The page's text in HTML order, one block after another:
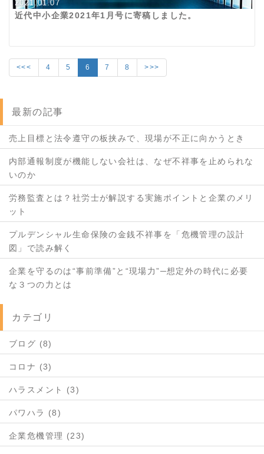
2021.01.07
近代中小企業2021年1月号に寄稿しました。
<<< 4 5 6 7 8 >>>
最新の記事
売上目標と法令遵守の板挟みで、現場が不正に向かうとき
内部通報制度が機能しない会社は、なぜ不祥事を止められな
いのか
労務監査とは？社労士が解説する実施ポイントと企業のメリ
ット
プルデンシャル生命保険の金銭不祥事を「危機管理の設計
図」で読み解く
企業を守るのは“事前準備”と“現場力”─想定外の時代に必要
な３つの力とは
カテゴリ
ブログ (8)
コロナ (3)
ハラスメント (3)
パワハラ (8)
企業危機管理 (23)